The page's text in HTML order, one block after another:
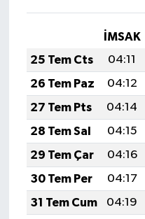
İMSAK
25 Tem Cts
04:11
26 Tem Paz
04:12
27 Tem Pts
04:14
28 Tem Sal
04:15
29 Tem Çar
04:16
30 Tem Per
04:17
31 Tem Cum
04:19
TEKNOLOJİ
YAŞAM